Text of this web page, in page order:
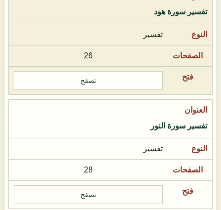
تفسير سورة هود
تفسير
26
تصفح
تفسير سورة النور
تفسير
28
تصفح